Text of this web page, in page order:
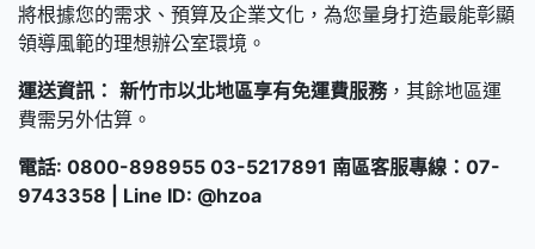
將根據您的需求、預算及企業文化，為您量身打造最能彰顯
領導風範的理想辦公室環境。
運送資訊： 新竹市以北地區享有免運費服務，其餘地區運
費需另外估算。
電話: 0800-898955 03-5217891 南區客服專線：07-
9743358 | Line ID: @hzoa